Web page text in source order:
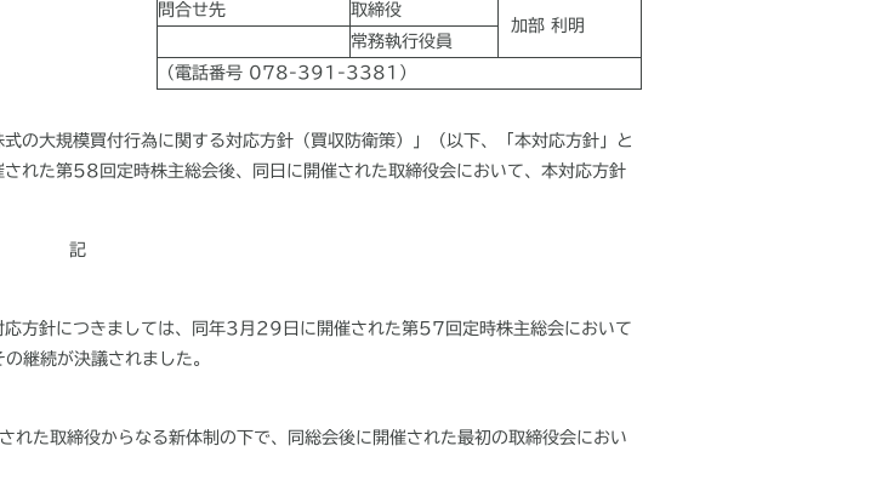
問合せ先
取締役
加部 利明
常務執行役員
（電話番号 078-391-3381）
大規模買付行為に関する対応方針（買収防衛策）」（以下、「本対応方針」と
れた第58回定時株主総会後、同日に開催された取締役会において、本対応方針
記
方針につきましては、同年3月29日に開催された第57回定時株主総会において
継続が決議されました。
た取締役からなる新体制の下で、同総会後に開催された最初の取締役会におい